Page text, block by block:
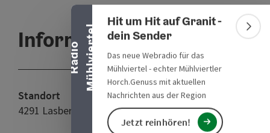
R
a
d
i
o
M
ü
h
l
v
i
e
r
t
e l
Hit um Hit auf Granit -
dein Sender
Das neue Webradio für das
Mühlviertel - echter Mühlviertler
Horch.Genuss mit aktuellen
Nachrichten aus der Region
Jetzt reinhören!
Informationen
Standort
4291 Lasberg